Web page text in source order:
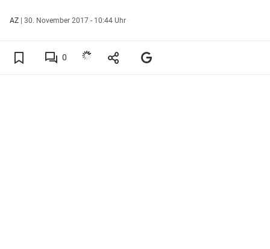
AZ | 30. November 2017 - 10:44 Uhr
0